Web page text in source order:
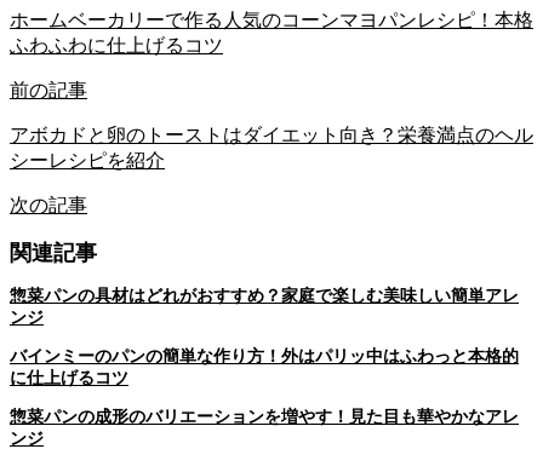
ホームベーカリーで作る人気のコーンマヨパンレシピ！本格
ふわふわに仕上げるコツ
前の記事
アボカドと卵のトーストはダイエット向き？栄養満点のヘル
シーレシピを紹介
次の記事
関連記事
惣菜パンの具材はどれがおすすめ？家庭で楽しむ美味しい簡単アレ
ンジ
バインミーのパンの簡単な作り方！外はパリッ中はふわっと本格的
に仕上げるコツ
惣菜パンの成形のバリエーションを増やす！見た目も華やかなアレ
ンジ